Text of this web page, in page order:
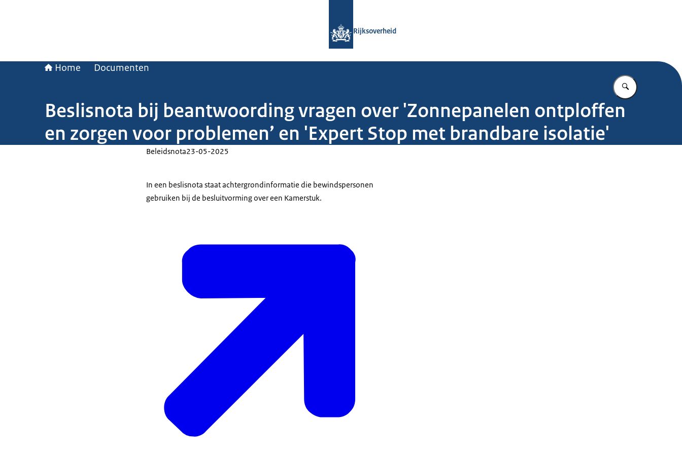
Rijksoverheid
Home Documenten
Vul in wat u
Beslisnota bij beantwoording vragen over 'Zonnepanelen ontploffen
en zorgen voor problemen’ en 'Expert Stop met brandbare isolatie'
Beleidsnota23-05-2025
In een beslisnota staat achtergrondinformatie die bewindspersonen
gebruiken bij de besluitvorming over een Kamerstuk.